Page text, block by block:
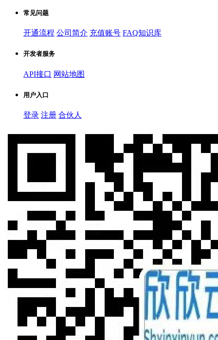
常见问题
开通流程 公司简介 充值账号 FAQ知识库
开发者服务
API接口 网站地图
用户入口
登录 注册 合伙人